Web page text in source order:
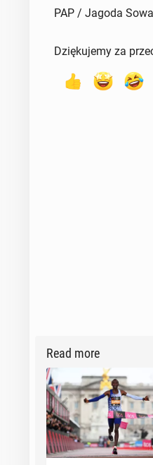
PAP / Jagoda Sowa
Dziękujemy za
Read more